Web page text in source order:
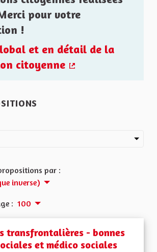
pour votre
!
et en détail de la
citoyenne
par :
inverse)
: 100
transfrontalières - bonnes
et médico sociales